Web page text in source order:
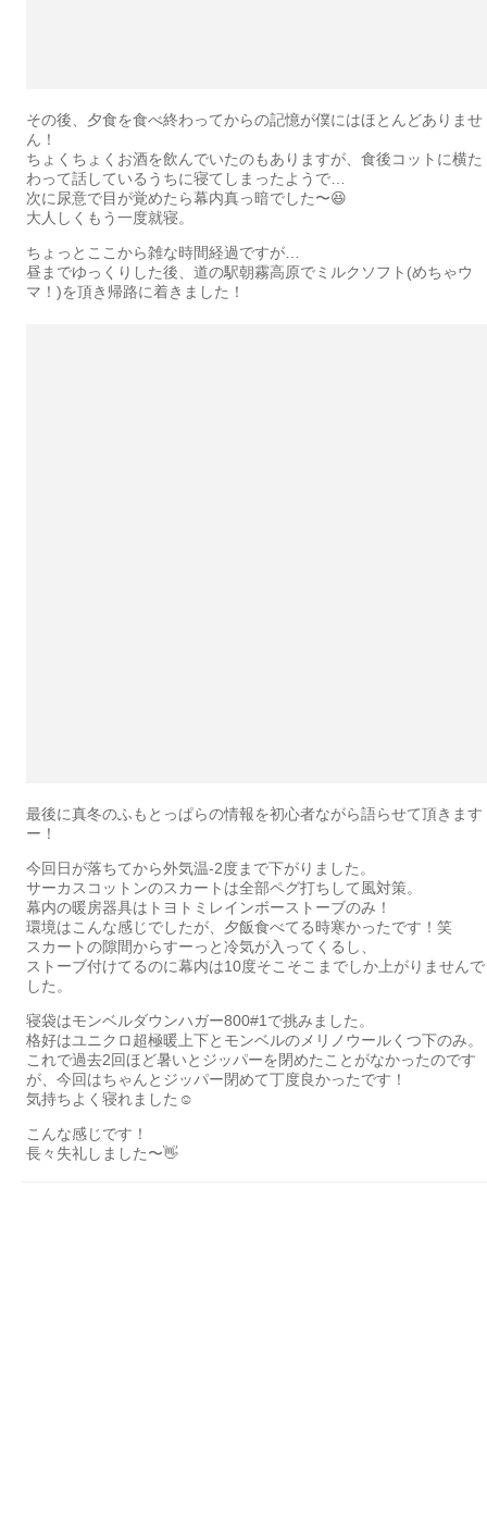
その後、夕食を食べ終わってからの記憶が僕にはほとんどありませ
ん！
ちょくちょくお酒を飲んでいたのもありますが、食後コットに横た
わって話しているうちに寝てしまったようで…
次に尿意で目が覚めたら幕内真っ暗でした〜😆
大人しくもう一度就寝。
ちょっとここから雑な時間経過ですが…
昼までゆっくりした後、道の駅朝霧高原でミルクソフト(めちゃウ
マ！)を頂き帰路に着きました！
最後に真冬のふもとっぱらの情報を初心者ながら語らせて頂きます
ー！
今回日が落ちてから外気温-2度まで下がりました。
サーカスコットンのスカートは全部ペグ打ちして風対策。
幕内の暖房器具はトヨトミレインボーストーブのみ！
環境はこんな感じでしたが、夕飯食べてる時寒かったです！笑
スカートの隙間からすーっと冷気が入ってくるし、
ストーブ付けてるのに幕内は10度そこそこまでしか上がりませんで
した。
寝袋はモンベルダウンハガー800#1で挑みました。
格好はユニクロ超極暖上下とモンベルのメリノウールくつ下のみ。
これで過去2回ほど暑いとジッパーを閉めたことがなかったのです
が、今回はちゃんとジッパー閉めて丁度良かったです！
気持ちよく寝れました☺️
こんな感じです！
長々失礼しました〜👋